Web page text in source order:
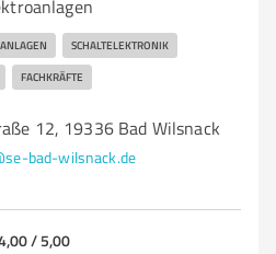
SCHALTELEKTRONIK
FACHKRÄFTE
12, 19336 Bad Wilsnack
bad-wilsnack.de
/ 5,00